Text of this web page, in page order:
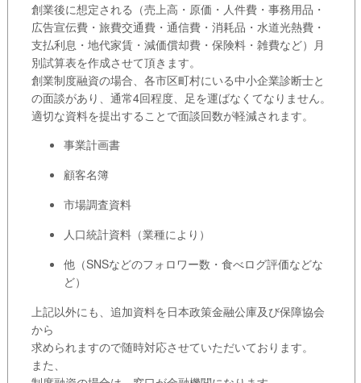
創業後に想定される（売上高・原価・人件費・事務用品・
広告宣伝費・旅費交通費・通信費・消耗品・水道光熱費・
支払利息・地代家賃・減価償却費・保険料・雑費など）月
別試算表を作成させて頂きます。
創業制度融資の場合、各市区町村にいる中小企業診断士と
の面談があり、通常4回程度、足を運ばなくてなりません。
適切な資料を提出することで面談回数が軽減されます。
事業計画書
顧客名簿
市場調査資料
人口統計資料（業種により）
他（SNSなどのフォロワー数・食べログ評価などな
ど）
上記以外にも、追加資料を日本政策金融公庫及び保障協会
から
求められますので随時対応させていただいております。
また、